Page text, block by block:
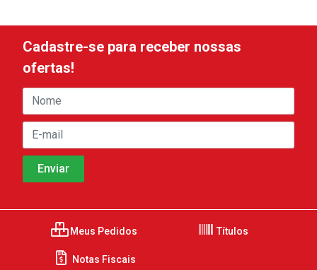
Cadastre-se para receber nossas
ofertas!
Meus Pedidos Títulos
Notas Fiscais